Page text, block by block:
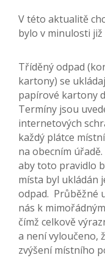
V této aktualitě
bylo v minulosti
Tříděný odpad
kartony) se
papírové kartony
Termíny jsou
internetových
každý plátce
na obecním
aby toto pravidlo
místa byl ukládán
odpad. Průběžné
nás k
čímž celkově
a není vyloučeno,
zvýšení místního